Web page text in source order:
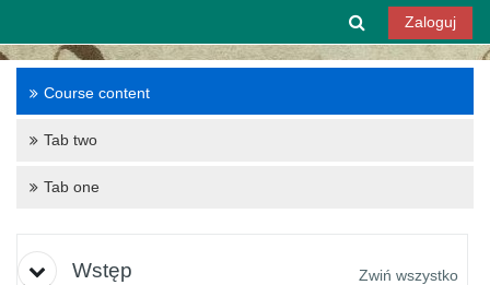
Przełącznik
Zaloguj
Course content
Tab two
Tab one
Tematyka
Wstęp Zwiń wszystko